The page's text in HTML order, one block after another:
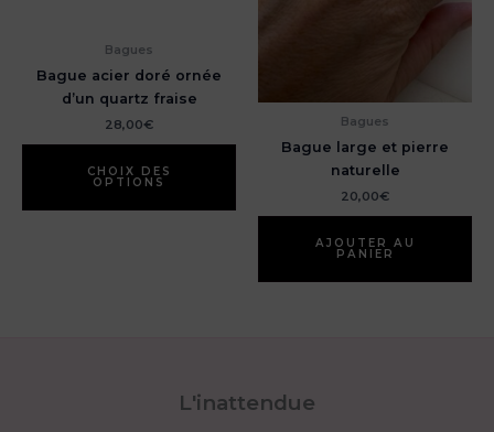
Bagues
Bague acier doré ornée
d’un quartz fraise
28,00€
CHOIX DES
OPTIONS
Ce
plusieurs
la
Bagues
Bague large et pierre
naturelle
20,00€
AJOUTER AU
PANIER
L'inattendue